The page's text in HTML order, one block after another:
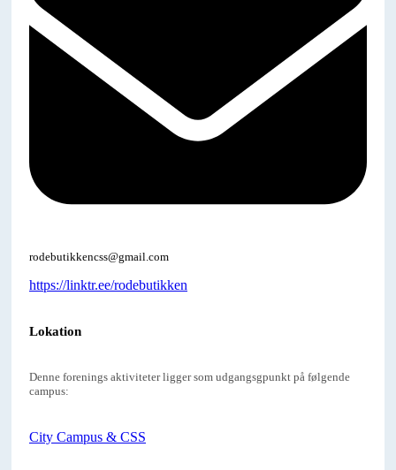
rodebutikkencss@gmail.com
https://linktr.ee/rodebutikken
Lokation
Denne forenings aktiviteter ligger som udgangsgpunkt på følgende
campus:
City Campus & CSS